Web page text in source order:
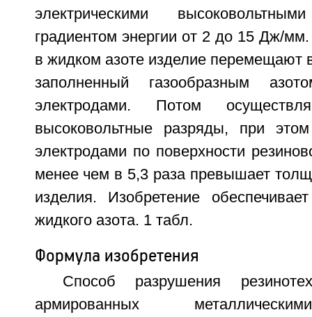
электрическими
градиентом энергии от 2 до 15 Дж/
в жидком азоте изделие перемещают
заполненный газообразным
электродами. Потом
высоковольтные разряды, при
электродами по поверхности
менее чем в 5,3 раза превышает
изделия. Изобретение
жидкого азота. 1 табл.
Формула изобретения
Способ разрушения
армированных